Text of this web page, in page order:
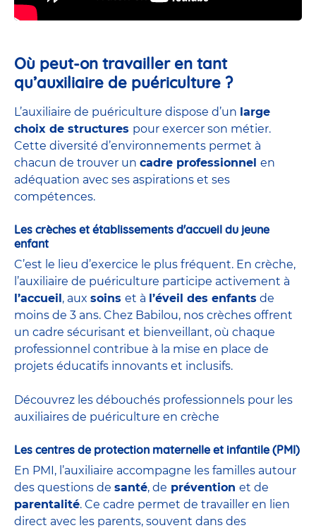
Où peut-on travailler en tant
qu’auxiliaire de puériculture ?
L’auxiliaire de puériculture dispose d’un large
choix de structures pour exercer son métier.
Cette diversité d’environnements permet à
chacun de trouver un cadre professionnel en
adéquation avec ses aspirations et ses
compétences.
Les crèches et établissements d'accueil du jeune
enfant
C’est le lieu d’exercice le plus fréquent. En crèche,
l’auxiliaire de puériculture participe activement à
l’accueil , aux soins et à l’éveil des enfants de
moins de 3 ans. Chez Babilou, nos crèches offrent
un cadre sécurisant et bienveillant, où chaque
professionnel contribue à la mise en place de
projets éducatifs innovants et inclusifs.
Découvrez les débouchés professionnels pour les
auxiliaires de puériculture en crèche
Les centres de protection maternelle et infantile (PMI)
En PMI, l’auxiliaire accompagne les familles autour
des questions de santé, de prévention et de
parentalité. Ce cadre permet de travailler en lien
direct avec les parents, souvent dans des